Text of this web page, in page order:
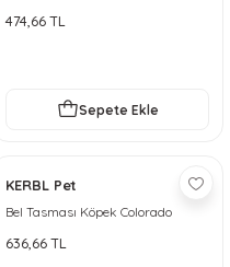
474,66 TL
Sepete Ekle
KERBL Pet
Bel Tasması Köpek Colorado
636,66 TL